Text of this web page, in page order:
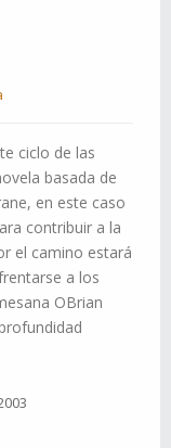
ciclo de las
basada de
en este caso
contribuir a la
el camino estará
a los
OBrian